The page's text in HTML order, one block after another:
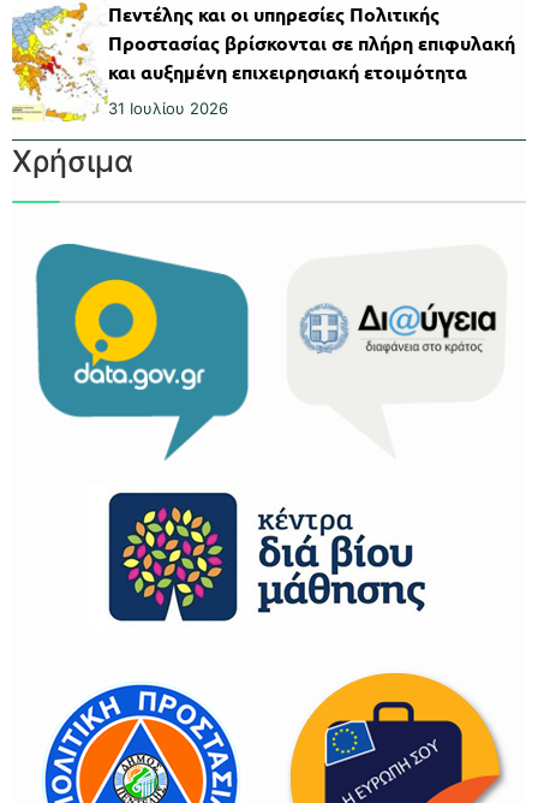
Πεντέλης και οι υπηρεσίες Πολιτικής
Προστασίας βρίσκονται σε πλήρη επιφυλακή
και αυξημένη επιχειρησιακή ετοιμότητα
31 Ιουλίου 2026
Χρήσιμα